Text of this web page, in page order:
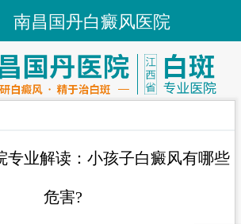
南昌国丹白癜风医院
专业解读：小孩子白癜风有哪些
危害?